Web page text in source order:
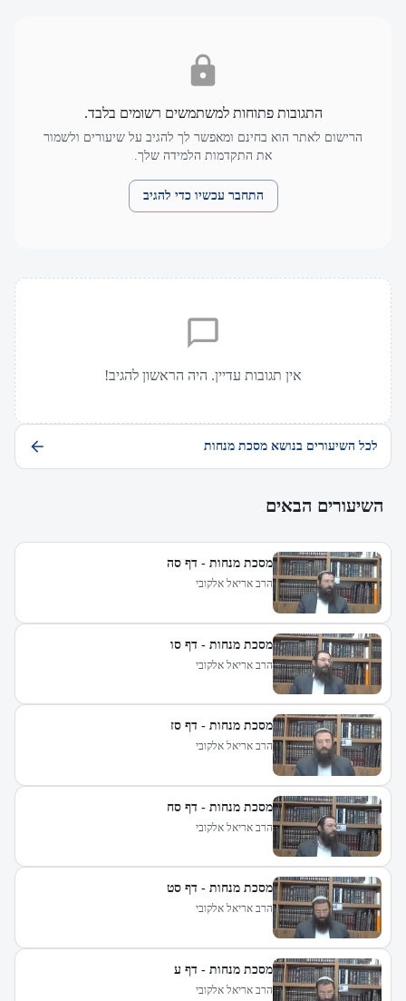
התגובות פתוחות למשתמשים רשומים בלבד.
הרישום לאתר הוא בחינם ומאפשר לך להגיב על שיעורים ולשמור
את התקדמות הלמידה שלך.
התחבר עכשיו כדי להגיב
אין תגובות עדיין. היה הראשון להגיב!
לכל השיעורים בנושא מסכת מנחות
השיעורים הבאים
מסכת מנחות - דף סה
הרב אריאל אלקובי
מסכת מנחות - דף סו
הרב אריאל אלקובי
מסכת מנחות - דף סז
הרב אריאל אלקובי
מסכת מנחות - דף סח
הרב אריאל אלקובי
מסכת מנחות - דף סט
הרב אריאל אלקובי
מסכת מנחות - דף ע
הרב אריאל אלקובי